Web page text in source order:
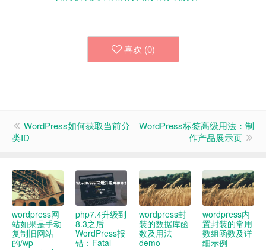
喜欢 (0)
WordPress如何获取当前分
类ID
WordPress标签高级用法：制
作产品展示页
wordpress网
站如果是手动
复制旧网站
的/wp-
php7.4升级到
8.3之后
WordPress报
错：Fatal
wordpress封
装的数据库函
数及用法
demo
wordpress内
置封装的常用
数组函数及详
细示例